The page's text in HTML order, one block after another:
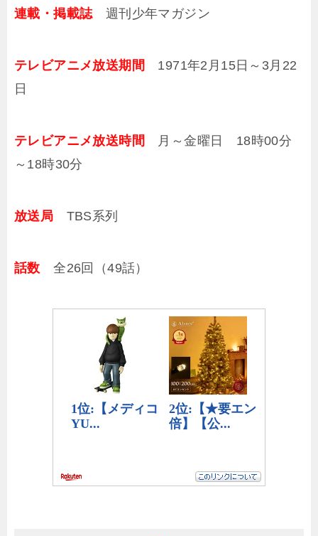
連載・掲載誌週刊少年マガジン
テレビアニメ放送期間 1971年2月15日～3月22
日
テレビアニメ放送時間 月～金曜日 18時00分
～18時30分
放送局 TBS系列
話数 全26回（49話）